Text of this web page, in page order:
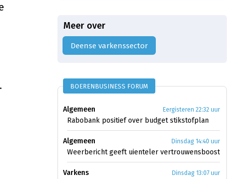
Meer over
Deense varkenssector
BOERENBUSINESS FORUM
Algemeen Eergisteren 22:32 uur
Rabobank positief over budget stikstofplan
Algemeen Dinsdag 14:40 uur
Weerbericht geeft uienteler vertrouwensboost
Varkens Dinsdag 13:07 uur